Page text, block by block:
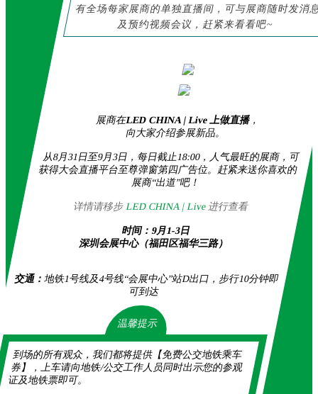
有全场每家展商的单独直播间，可与展商随时发消
及预约视频会议，赶紧来看看吧~
展商在LED CHINA | Live 上做直播，
向大家介绍参展新品。
从8月31日至9月3日，每日截止18:00，人气最旺的展商，可
获得大会直播平台至尊弹窗第四广告位。赶紧来送你喜欢的
展商“出道”吧！
详情请移步LED CHINA | Live进行查看
时间：9月1-3日
深圳会展中心（福田区福华三路）
交通：地铁1号线及4号线“会展中心”站D出口，步行10分钟即
可到达
温馨提示
到场的所有观众，我们都将提供【免费公交地铁乘车
券】，上车请向地铁/公交工作人员同时出示您的参观
证及地铁票即可。